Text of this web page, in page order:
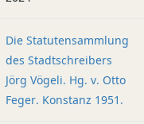
Die Statutensammlung
des Stadtschreibers
Jörg Vögeli. Hg. v. Otto
Feger. Konstanz 1951.